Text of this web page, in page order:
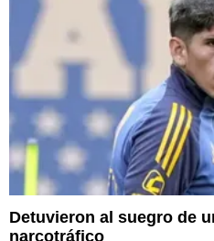
Detuvieron al suegro de
narcotráfico